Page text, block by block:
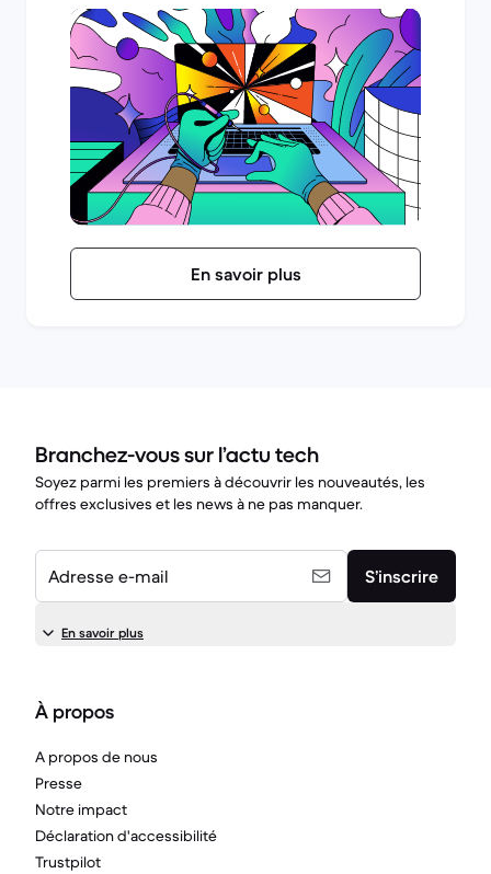
En savoir plus
Branchez-vous sur l’actu tech
Soyez parmi les premiers à découvrir les nouveautés, les
offres exclusives et les news à ne pas manquer.
Adresse e-mail S’inscrire
En savoir plus
À propos
A propos de nous
Presse
Notre impact
Déclaration d'accessibilité
Trustpilot